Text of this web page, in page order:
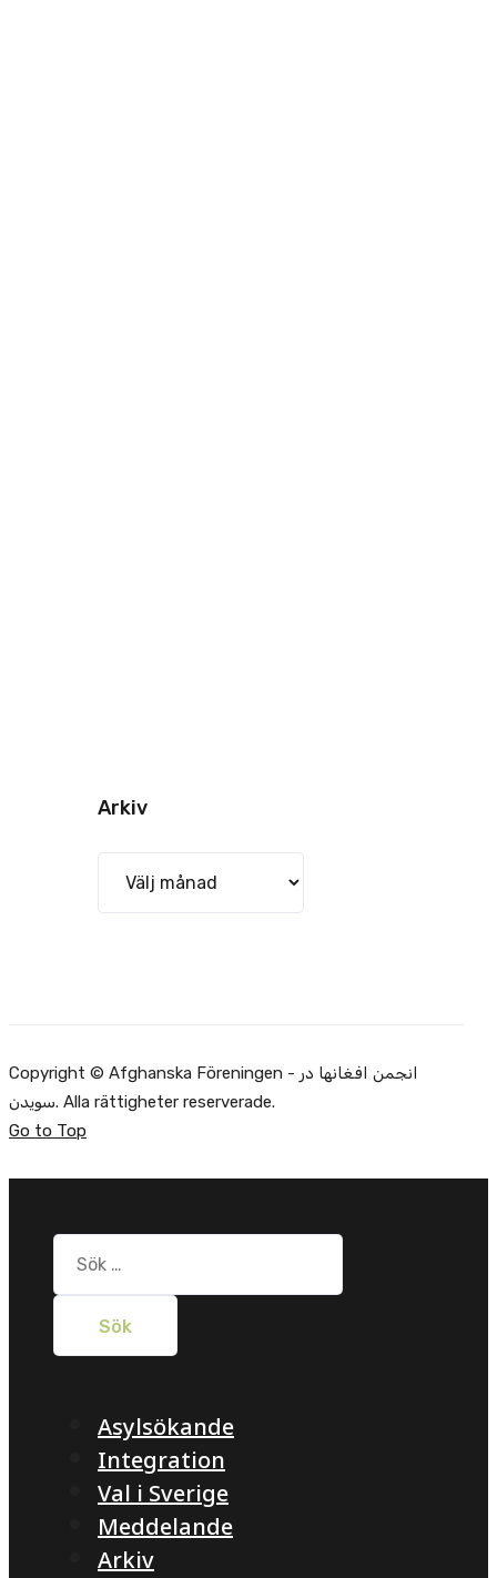
Arkiv
Copyright © Afghanska Föreningen - انجمن افغانها در
سویدن. Alla rättigheter reserverade.
Go to Top
Sök
efter:
Asylsökande
Integration
Val i Sverige
Meddelande
Arkiv